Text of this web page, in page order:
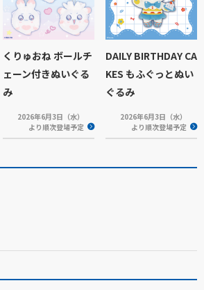
くりゅおね ボールチ
ェーン付きぬいぐる
み
2026年6月3日（水）
より順次登場予定
DAILY BIRTHDAY CA
KES もふぐっとぬい
ぐるみ
2026年6月3日（水）
より順次登場予定